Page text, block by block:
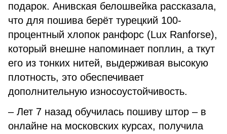
подарок. Анивская белошвейка рассказала,
что для пошива берёт турецкий 100-
процентный хлопок ранфорс (Lux Ranforse),
который внешне напоминает поплин, а ткут
его из тонких нитей, выдерживая высокую
плотность, это обеспечивает
дополнительную износоустойчивость.
– Лет 7 назад обучилась пошиву штор – в
онлайне на московских курсах, получила